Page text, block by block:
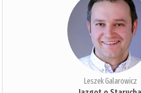
Leszek Galarowicz